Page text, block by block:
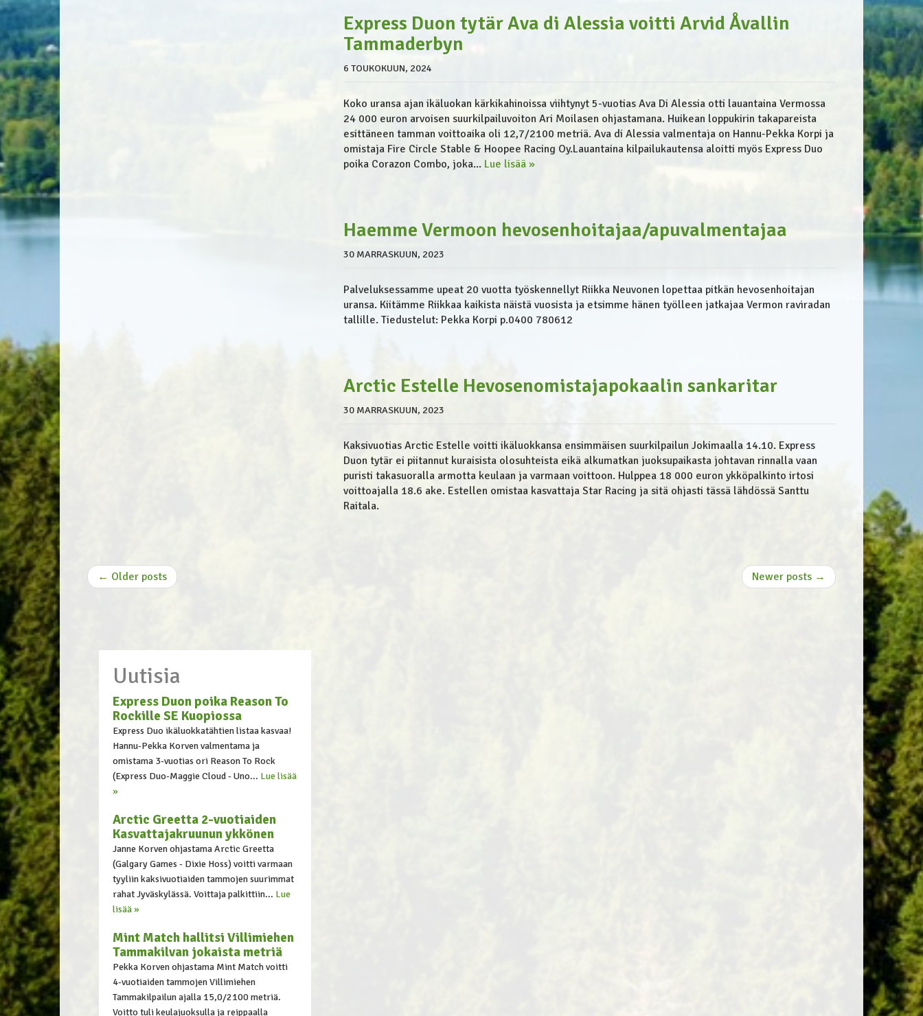
Express Duon tytär Ava di Alessia voitti Arvid Åvallin
Tammaderbyn
6 TOUKOKUUN, 2024
Koko uransa ajan ikäluokan kärkikahinoissa viihtynyt 5-vuotias Ava Di Alessia otti lauantaina Vermossa
24 000 euron arvoisen suurkilpailuvoiton Ari Moilasen ohjastamana. Huikean loppukirin takapareista
esittäneen tamman voittoaika oli 12,7/2100 metriä. Ava di Alessia valmentaja on Hannu-Pekka Korpi ja
omistaja Fire Circle Stable & Hoopee Racing Oy.Lauantaina kilpailukautensa aloitti myös Express Duo
poika Corazon Combo, joka... Lue lisää »
Haemme Vermoon hevosenhoitajaa/apuvalmentajaa
30 MARRASKUUN, 2023
Palveluksessamme upeat 20 vuotta työskennellyt Riikka Neuvonen lopettaa pitkän hevosenhoitajan
uransa. Kiitämme Riikkaa kaikista näistä vuosista ja etsimme hänen työlleen jatkajaa Vermon raviradan
tallille. Tiedustelut: Pekka Korpi p.0400 780612
Arctic Estelle Hevosenomistajapokaalin sankaritar
30 MARRASKUUN, 2023
Kaksivuotias Arctic Estelle voitti ikäluokkansa ensimmäisen suurkilpailun Jokimaalla 14.10. Express
Duon tytär ei piitannut kuraisista olosuhteista eikä alkumatkan juoksupaikasta johtavan rinnalla vaan
puristi takasuoralla armotta keulaan ja varmaan voittoon. Hulppea 18 000 euron ykköpalkinto irtosi
voittoajalla 18.6 ake. Estellen omistaa kasvattaja Star Racing ja sitä ohjasti tässä lähdössä Santtu
Raitala.
← Older posts Newer posts →
Uutisia
Express Duon poika Reason To
Rockille SE Kuopiossa
Express Duo ikäluokkatähtien listaa kasvaa!
Hannu-Pekka Korven valmentama ja
omistama 3-vuotias ori Reason To Rock
(Express Duo-Maggie Cloud - Uno... Lue lisää
»
Arctic Greetta 2-vuotiaiden
Kasvattajakruunun ykkönen
Janne Korven ohjastama Arctic Greetta
(Galgary Games - Dixie Hoss) voitti varmaan
tyyliin kaksivuotiaiden tammojen suurimmat
rahat Jyväskylässä. Voittaja palkittiin... Lue
lisää »
Mint Match hallitsi Villimiehen
Tammakilvan jokaista metriä
Pekka Korven ohjastama Mint Match voitti
4-vuotiaiden tammojen Villimiehen
Tammakilpailun ajalla 15,0/2100 metriä.
Voitto tuli keulajuoksulla ja reippaalla